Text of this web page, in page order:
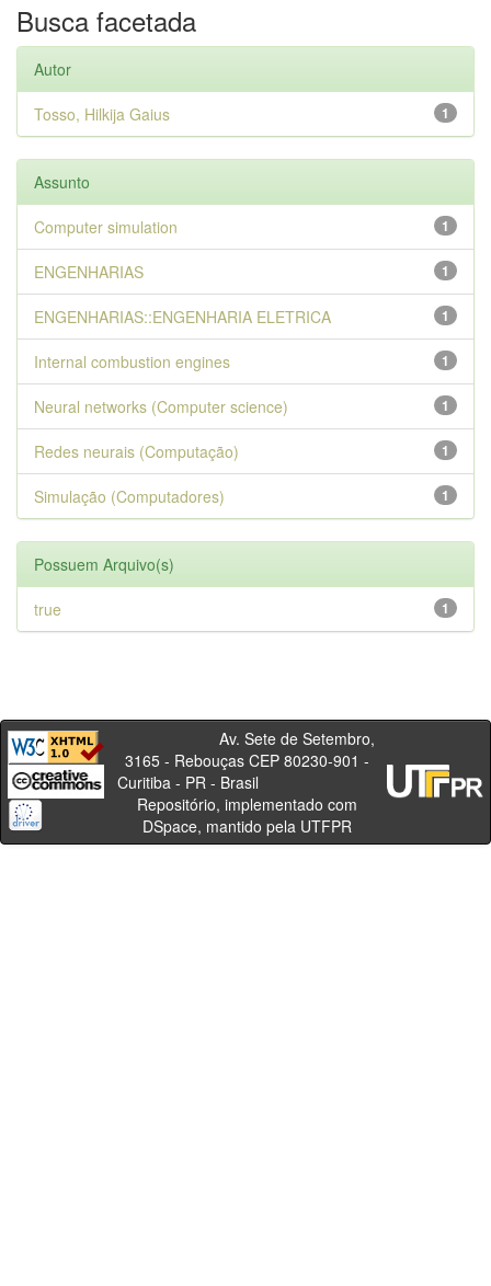
Busca facetada
Autor
1
Tosso, Hilkija Gaius
Assunto
1
Computer simulation
1
ENGENHARIAS
1
ENGENHARIAS::ENGENHARIA ELETRICA
1
Internal combustion engines
1
Neural networks (Computer science)
1
Redes neurais (Computação)
1
Simulação (Computadores)
Possuem Arquivo(s)
1
true
Av. Sete de Setembro,
3165 - Rebouças CEP 80230-901 -
Curitiba - PR - Brasil
Repositório, implementado com
DSpace, mantido pela UTFPR